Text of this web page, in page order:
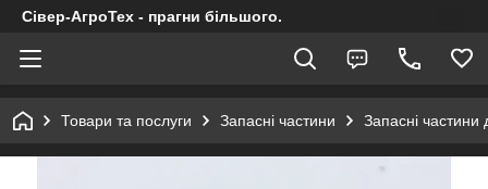
Сівер-АгроТех - прагни більшого.
Товари та послуги Запасні частини Запасні частини